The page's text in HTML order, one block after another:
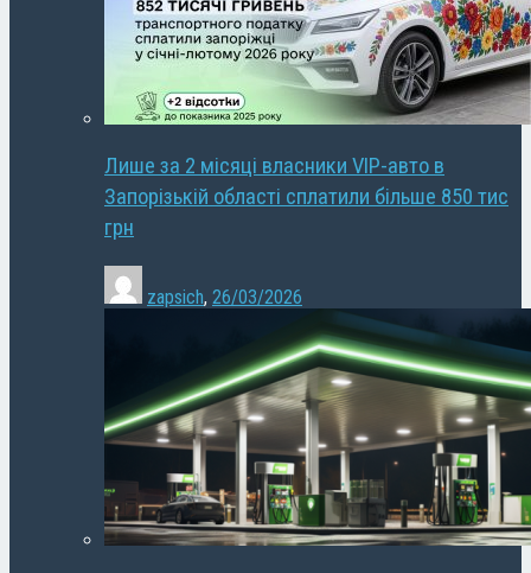
Лише за 2 місяці власники VIP-авто в
Запорізькій області сплатили більше 850 тис
грн
zapsich, 26/03/2026